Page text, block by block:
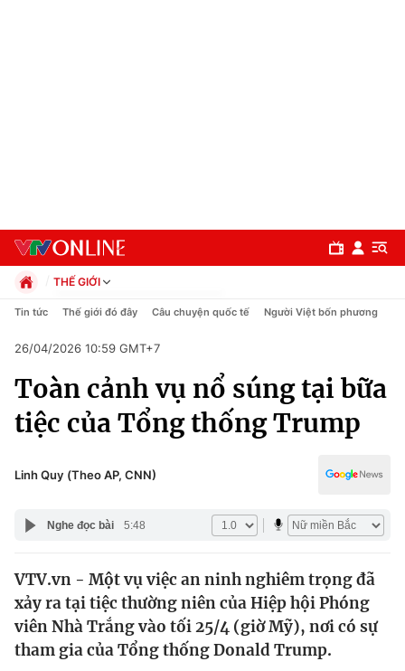
Chuyên mục
Chính trị
Pháp luật
Thế giới
Tin tức
THẾ GIỚI
Chính trị
Pháp luật
Kinh tế
Thể thao
Truyền hình
Y tế
Công nghệ
Tin tức Thế giới đó đây Câu chuyện quốc tế Người Việt bốn phương
26/04/2026 10:59 GMT+7
Toàn cảnh vụ nổ súng tại bữa
tiệc của Tổng thống Trump
Linh Quy (Theo AP, CNN)
Nghe đọc bài 5:48
VTV.vn - Một vụ việc an ninh nghiêm trọng đã
xảy ra tại tiệc thường niên của Hiệp hội Phóng
viên Nhà Trắng vào tối 25/4 (giờ Mỹ), nơi có sự
tham gia của Tổng thống Donald Trump.